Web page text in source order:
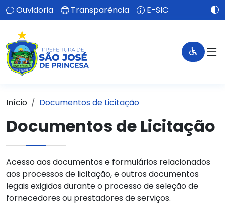
Ouvidoria Transparência E-SIC
Início Documentos de Licitação
Documentos de Licitação
Acesso aos documentos e formulários relacionados
aos processos de licitação, e outros documentos
legais exigidos durante o processo de seleção de
fornecedores ou prestadores de serviços.